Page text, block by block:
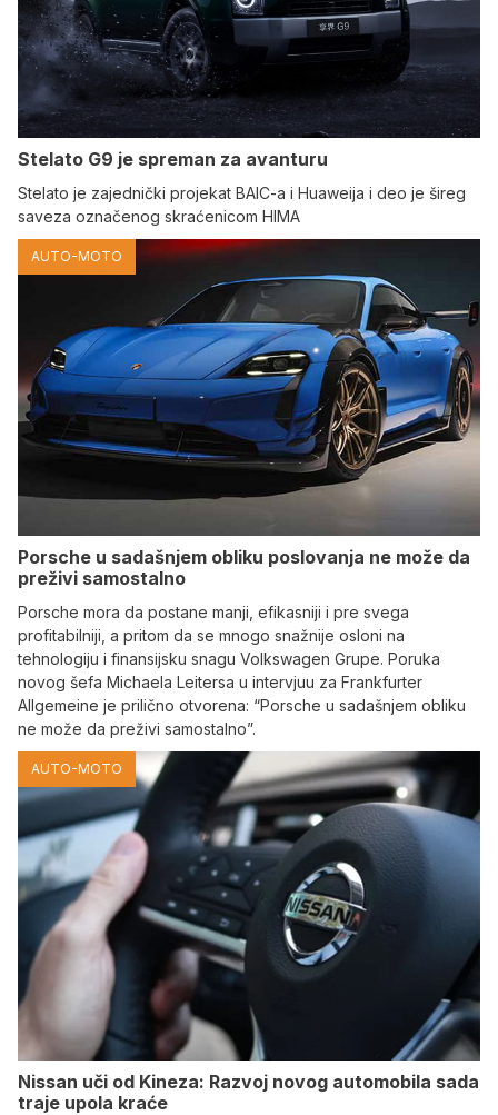
Stelato G9 je spreman za avanturu
Stelato je zajednički projekat BAIC-a i Huaweija i deo je šireg
saveza označenog skraćenicom HIMA
AUTO-MOTO
Porsche u sadašnjem obliku poslovanja ne može da
preživi samostalno
Porsche mora da postane manji, efikasniji i pre svega
profitabilniji, a pritom da se mnogo snažnije osloni na
tehnologiju i finansijsku snagu Volkswagen Grupe. Poruka
novog šefa Michaela Leitersa u intervjuu za Frankfurter
Allgemeine je prilično otvorena: “Porsche u sadašnjem obliku
ne može da preživi samostalno”.
AUTO-MOTO
Nissan uči od Kineza: Razvoj novog automobila sada
traje upola kraće